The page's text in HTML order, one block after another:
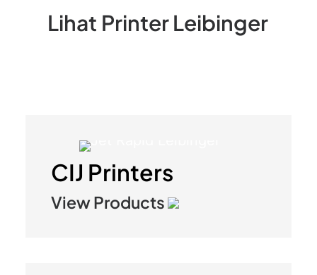
Lihat PrinterLeibinger
CIJ Printers
View Products